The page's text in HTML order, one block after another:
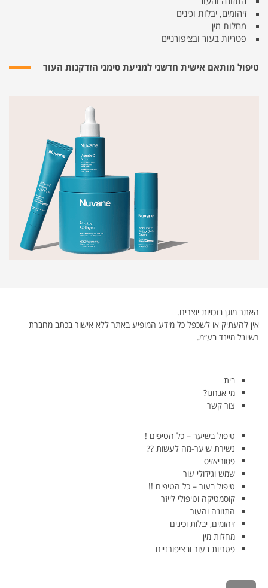
זיהומים, יבלות וכינים
מחלות מין
פטריות בעור ובציפורניים
טיפול מותאם אישית חדשני למניעת סימני הזדקנות העור
האתר מוגן בזכויות יוצרים.
אין להעתיק או לשכפל כל מידע המופיע באתר ללא אישור בכתב מחברת
רשיונל מיינד בע״מ.
בית
מי אנחנו?
צור קשר
טיפול בשיער – כל הטיפים !
נשירת שיער-מה לעשות ??
פסוריאזיס
שמש וגידולי עור
טיפול בעור – כל הטיפים !!
קוסמטיקה וטיפולי לייזר
התזונה והעור
זיהומים, יבלות וכינים
מחלות מין
פטריות בעור ובציפורניים